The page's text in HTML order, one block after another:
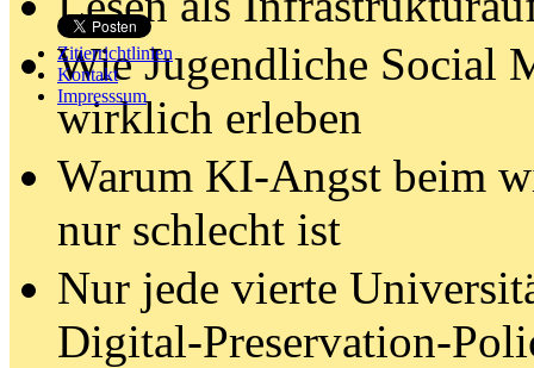
Zitierrichtlinien
Kontakt
Impresssum
Wie Jugendliche Social
wirklich erleben
Warum KI-Angst beim
nur schlecht ist
Nur jede vierte
Digital-Preservation-